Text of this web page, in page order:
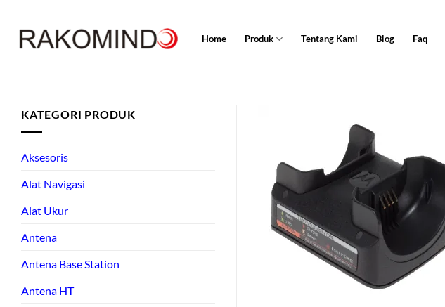
content
Home Produk Tentang Kami Blog Faq
KATEGORI PRODUK
Aksesoris
Alat Navigasi
Alat Ukur
Antena
Antena Base Station
Antena HT